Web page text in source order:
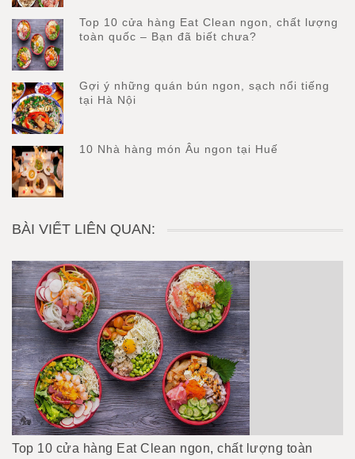
Top 10 cửa hàng Eat Clean ngon, chất lượng
toàn quốc – Bạn đã biết chưa?
Gợi ý những quán bún ngon, sạch nổi tiếng
tại Hà Nội
10 Nhà hàng món Âu ngon tại Huế
BÀI VIẾT LIÊN QUAN:
Top 10 cửa hàng Eat Clean ngon, chất lượng toàn